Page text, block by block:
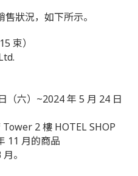
狀況，如下所示。
束）
（六）~2024 年 5 月 24 日
2 樓 HOTEL SHOP
11 月的商品
。